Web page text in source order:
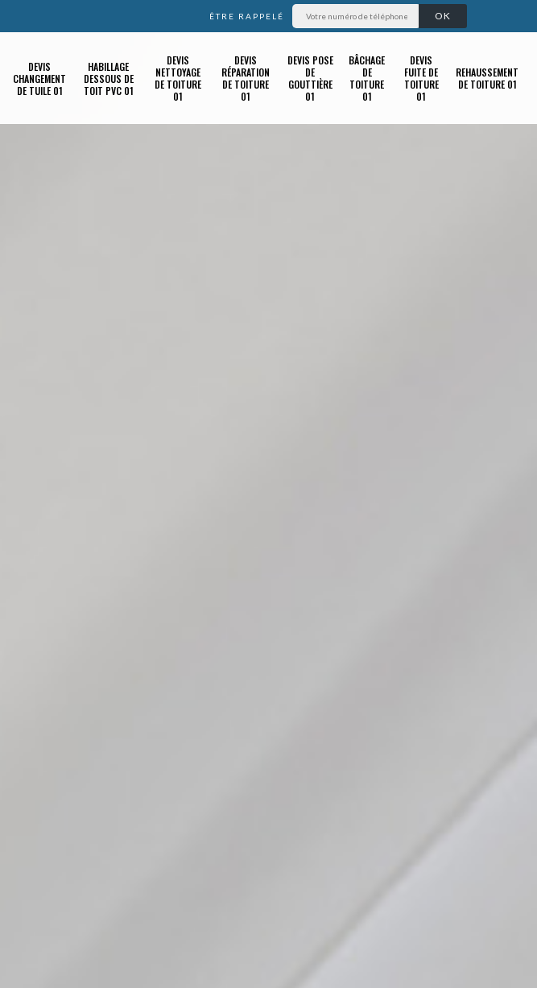
ÊTRE RAPPELÉ
DEVIS
CHANGEMENT
DE TUILE 01
HABILLAGE
DESSOUS DE
TOIT PVC 01
DEVIS
NETTOYAGE
DE TOITURE
01
DEVIS
RÉPARATION
DE TOITURE
01
DEVIS POSE
DE
GOUTTIÈRE
01
BÂCHAGE
DE
TOITURE
01
DEVIS
FUITE DE
TOITURE
01
REHAUSSEMENT
DE TOITURE 01